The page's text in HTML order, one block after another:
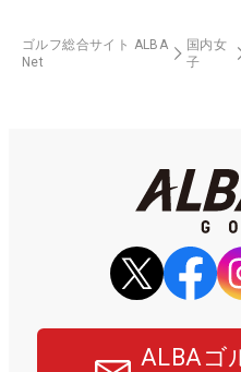
ゴルフ総合サイト ALBA
Net
国内女
子
ALBAゴ